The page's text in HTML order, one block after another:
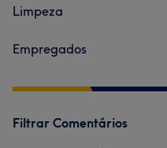
Limpeza
Empregados
Filtrar Comentários